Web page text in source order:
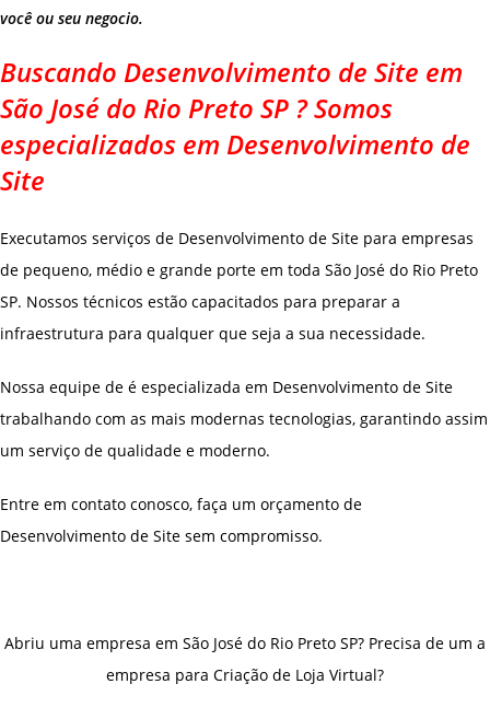
você ou seu negocio.
Buscando Desenvolvimento de Site em
São José do Rio Preto SP ? Somos
especializados em Desenvolvimento de
Site
Executamos serviços de Desenvolvimento de Site para empresas
de pequeno, médio e grande porte em toda São José do Rio Preto
SP. Nossos técnicos estão capacitados para preparar a
infraestrutura para qualquer que seja a sua necessidade.
Nossa equipe de é especializada em Desenvolvimento de Site
trabalhando com as mais modernas tecnologias, garantindo assim
um serviço de qualidade e moderno.
Entre em contato conosco, faça um orçamento de
Desenvolvimento de Site sem compromisso.
Abriu uma empresa em São José do Rio Preto SP? Precisa de um a
empresa para Criação de Loja Virtual?